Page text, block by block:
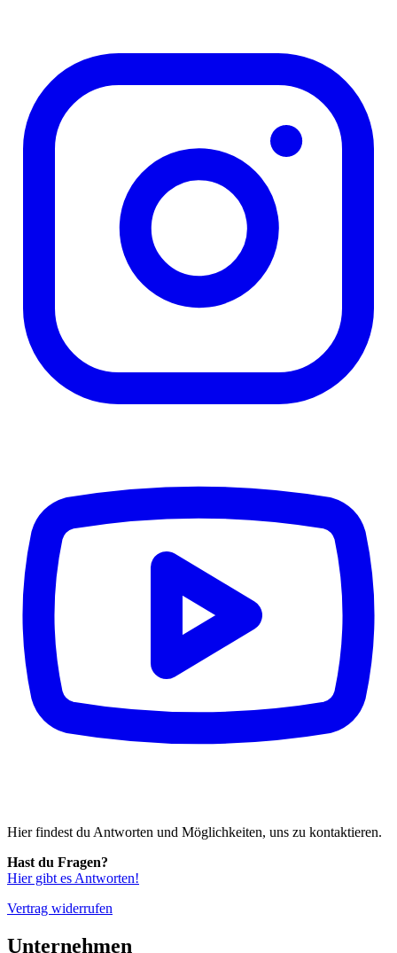
Hier findest du Antworten und Möglichkeiten, uns zu kontaktieren.
Hast du Fragen?
Hier gibt es Antworten!
Vertrag widerrufen
Unternehmen